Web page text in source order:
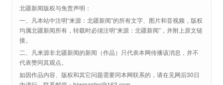
北疆新闻版权与免责声明：
一、凡本站中注明“来源：北疆新闻”的所有文字、图片和音视频，版权
均属北疆新闻所有，转载时必须注明“来源：北疆新闻”，并附上原文链
接。
二、凡来源非北疆新闻的新闻（作品）只代表本网传播该消息，并不
代表赞同其观点。
如因作品内容、版权和其它问题需要同本网联系的，请在见网后30日